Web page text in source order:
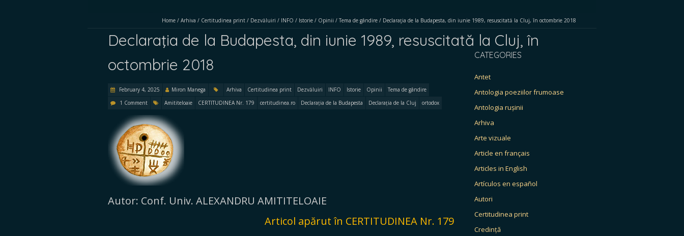
Home / Arhiva / Certitudinea print / Dezvăluiri / INFO / Istorie / Opinii / Tema de gândire / Declaraţia de la Budapesta, din iunie 1989, resuscitată la Cluj, în octombrie 2018
Declaraţia de la Budapesta, din iunie 1989, resuscitată la Cluj, în
octombrie 2018
February 4, 2025 Miron Manega Arhiva Certitudinea print Dezvăluiri INFO Istorie Opinii
Tema de gândire
1 Comment
Amititeloaie CERTITUDINEA Nr. 179 certitudinea.ro Declarația de la Budapesta Declarația de la Cluj ortodox
Autor: Conf. Univ. ALEXANDRU AMITITELOAIE
Articol apărut în CERTITUDINEA Nr. 179
CATEGORIES
Antet
Antologia poeziilor frumoase
Antologia rușinii
Arhiva
Arte vizuale
Article en français
Articles in English
Artículos en español
Autori
Certitudinea print
Credință